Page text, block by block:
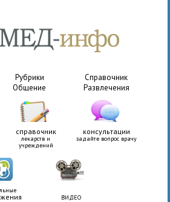
Рубрики
Справочник
Общение Развлечения
справочник
лекарств и
учреждений
консультации
задайте вопрос врачу
ВИДЕО